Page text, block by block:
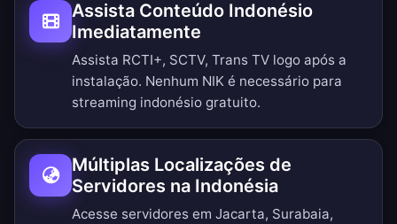
Assista Conteúdo Indonésio
Imediatamente
Assista RCTI+, SCTV, Trans TV logo após a
instalação. Nenhum NIK é necessário para
streaming indonésio gratuito.
Múltiplas Localizações de
Servidores na Indonésia
Acesse servidores em Jacarta, Surabaia,